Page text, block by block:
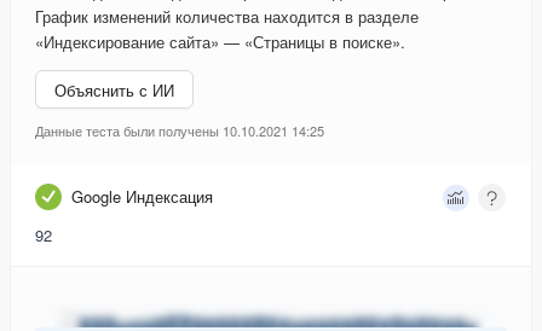
График изменений количества находится в разделе
«Индексирование сайта» — «Страницы в поиске».
Объяснить с ИИ
Данные теста были получены 10.10.2021 14:25
Google Индексация
92